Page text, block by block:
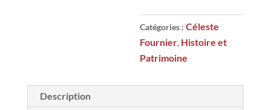
Guil
Catégories :Céleste
Fournier, Histoire et
Patrimoine
Description